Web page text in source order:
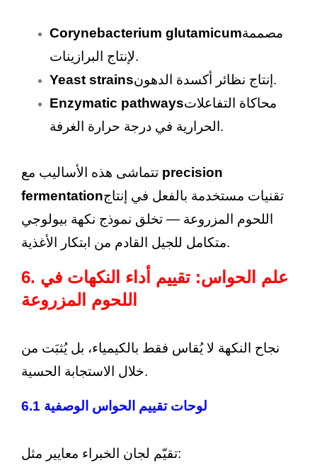
Corynebacterium glutamicumمصممة
لإنتاج البرازينات.
Yeast strains
إنتاج نظائر أكسدة الدهون.
Enzymatic pathwaysمحاكاة التفاعلات
الحرارية في درجة حرارة الغرفة.
precision
fermentationتقنيات مستخدمة بالفعل في إنتاج
اللحوم المزروعة — تخلق نموذج نكهة بيولوجي
متكامل للجيل القادم من ابتكار الأغذية.
6. علم الحواس: تقييم أداء النكهات في
اللحوم المزروعة
نجاح النكهة لا يُقاس فقط بالكيمياء، بل يُثبَت من
خلال الاستجابة الحسية.
6.1 لوحات تقييم الحواس الوصفية
تقيّم لجان الخبراء معايير مثل: